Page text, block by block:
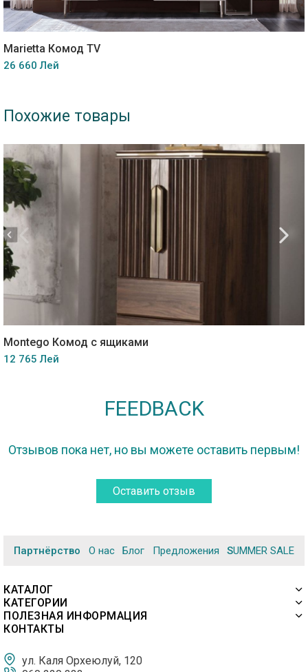
Marietta Комод TV
26 660 Лей
Похожие товары
Montego Комод с ящиками
12 765 Лей
FEEDBACK
Отзывов пока нет, но вы можете оставить первым!
Оставить отзыв
Партнёрство О нас Блог Предложения SUMMER SALE
КАТАЛОГ
КАТЕГОРИИ
ПОЛЕЗНАЯ ИНФОРМАЦИЯ
КОНТАКТЫ
ул. Каля Орхеюлуй, 120